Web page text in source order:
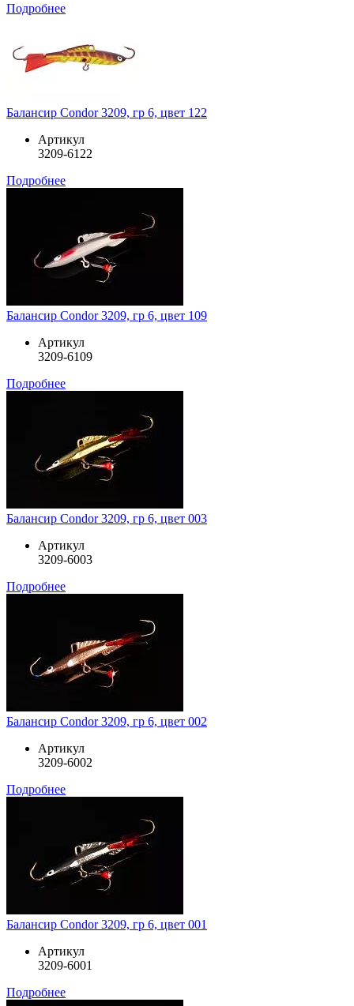
Подробнее
Балансир Condor 3209, гр 6, цвет 122
Артикул
3209-6122
Подробнее
Балансир Condor 3209, гр 6, цвет 109
Артикул
3209-6109
Подробнее
Балансир Condor 3209, гр 6, цвет 003
Артикул
3209-6003
Подробнее
Балансир Condor 3209, гр 6, цвет 002
Артикул
3209-6002
Подробнее
Балансир Condor 3209, гр 6, цвет 001
Артикул
3209-6001
Подробнее